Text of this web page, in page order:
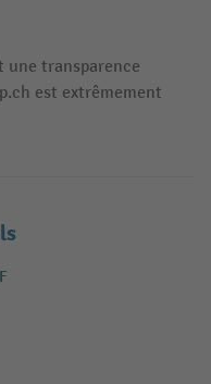
une transparence
est extrêmement